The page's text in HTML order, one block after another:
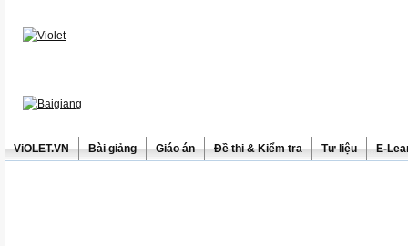
ViOLET.VN Bài giảng Giáo án Đề thi & Kiểm tra Tư liệu E-